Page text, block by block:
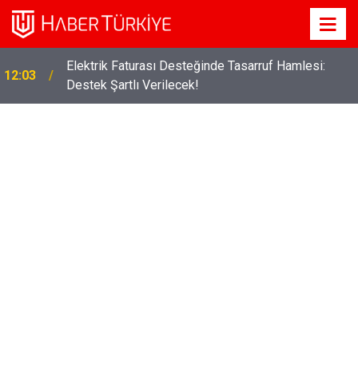
12:03
Elektrik Faturası Desteğinde Tasarruf Hamlesi:
Destek Şartlı Verilecek!